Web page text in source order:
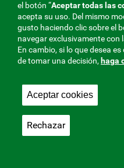
V20
Mutua Colaboradora
el botón “Aceptar todas las
acepta su uso. Del mismo
gusto haciendo clic sobre el
navegar exclusivamente con
En cambio, si lo que desea
de tomar una decisión, haga
Aceptar cookies
Rechazar